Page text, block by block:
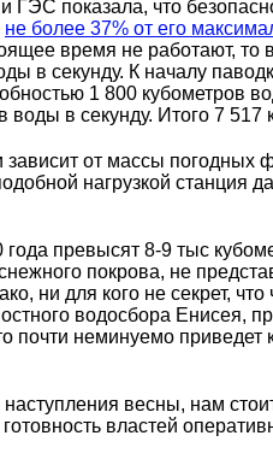
ГЭС показала, что
не более 37% от его
время не работают, то
в секунду. К началу
1 800 кубометров
в секунду. Итого 7 517
от массы погодных
нагрузкой станция
превысят 8-9 тыс
покрова, не
ни для кого не секрет,
водосбора Енисея,
почти неминуемо
весны, нам
властей